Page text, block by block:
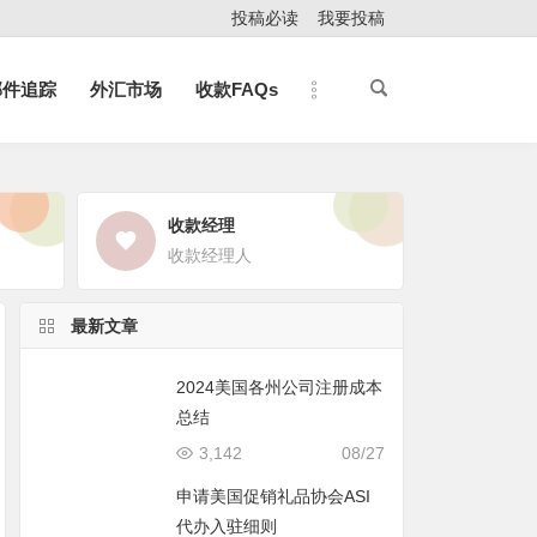
投稿必读 我要投稿
追踪 外汇市场 收款FAQs
收款经理
收款经理人
最新文章
2024美国各州公司注册成本
总结
08/27
3,142
申请美国促销礼品协会ASI
代办入驻细则